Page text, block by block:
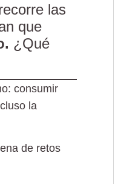
las
que
¿Qué
consumir
la
de retos